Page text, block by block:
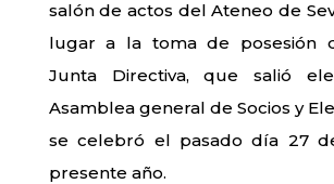
salón de actos del Ateneo de
lugar a la toma de posesión
Junta Directiva, que salió
Asamblea general de Socios y
se celebró el pasado día 27
presente año.